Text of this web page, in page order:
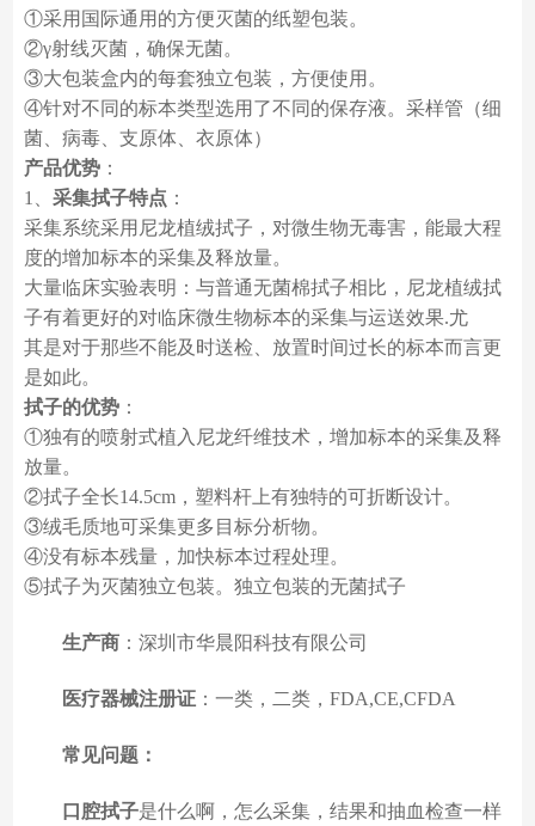
①采用国际通用的方便灭菌的纸塑包装。
②γ射线灭菌，确保无菌。
③大包装盒内的每套独立包装，方便使用。
④针对不同的标本类型选用了不同的保存液。采样管（细
菌、病毒、支原体、衣原体）
产品优势：
1、 采集拭子特点 ：
采集系统采用尼龙植绒拭子，对微生物无毒害，能最大程
度的增加标本的采集及释放量。
大量临床实验表明：与普通无菌棉拭子相比，尼龙植绒拭
子有着更好的对临床微生物标本的采集与运送效果.尤
其是对于那些不能及时送检、放置时间过长的标本而言更
是如此。
拭子的优势：
①独有的喷射式植入尼龙纤维技术，增加标本的采集及释
放量。
②拭子全长14.5cm，塑料杆上有独特的可折断设计。
③绒毛质地可采集更多目标分析物。
④没有标本残量，加快标本过程处理。
⑤拭子为灭菌独立包装。独立包装的无菌拭子
生产商：深圳市华晨阳科技有限公司
医疗器械注册证：一类，二类，FDA,CE,CFDA
常见问题：
口腔拭子是什么啊，怎么采集，结果和抽血检查一样